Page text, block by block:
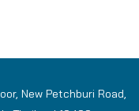
New Petchburi Road,